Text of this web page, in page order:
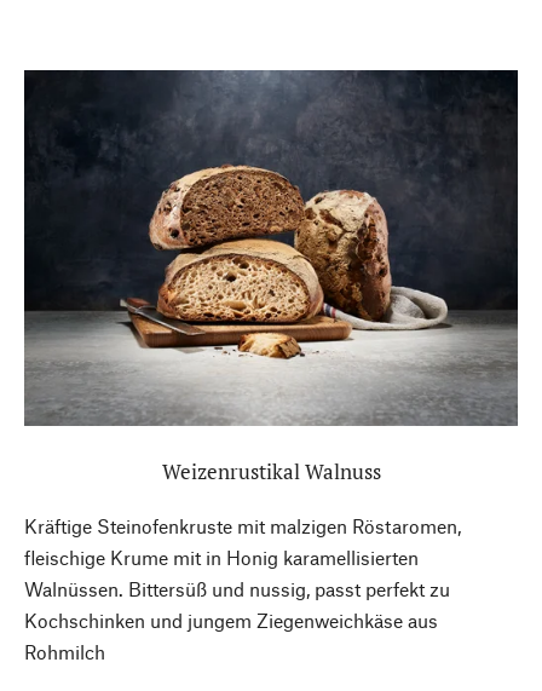
Weizenrustikal Walnuss
Kräftige Steinofenkruste mit malzigen Röstaromen,
fleischige Krume mit in Honig karamellisierten
Walnüssen. Bittersüß und nussig, passt perfekt zu
Kochschinken und jungem Ziegenweichkäse aus
Rohmilch